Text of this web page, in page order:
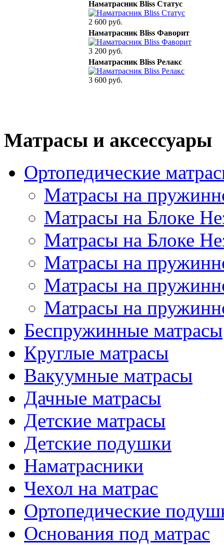
Наматрасник Bliss Статус
2 600 руб.
Наматрасник Bliss Фаворит
3 200 руб.
Наматрасник Bliss Релакс
3 600 руб.
Матрасы и аксессуары
Ортопедические
Матрасы на
Матрасы на Блоке
Матрасы на Блоке
Матрасы на
Матрасы на
Матрасы на
Беспружинные матрасы
Круглые матрасы
Вакуумные матрасы
Дачные матрасы
Детские матрасы
Детские подушки
Наматрасники
Чехол на матрас
Ортопедические
Основания под матрас